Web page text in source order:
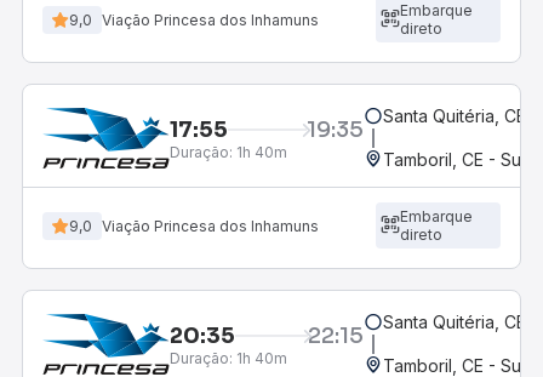
9,0 Viação Princesa dos Inhamuns
Embarque
direto
17:55 19:35
Duração: 1h 40m
Santa Quitéria, CE
Tamboril, CE -
9,0 Viação Princesa dos Inhamuns
Embarque
direto
20:35 22:15
Duração: 1h 40m
Santa Quitéria, CE
Tamboril, CE -